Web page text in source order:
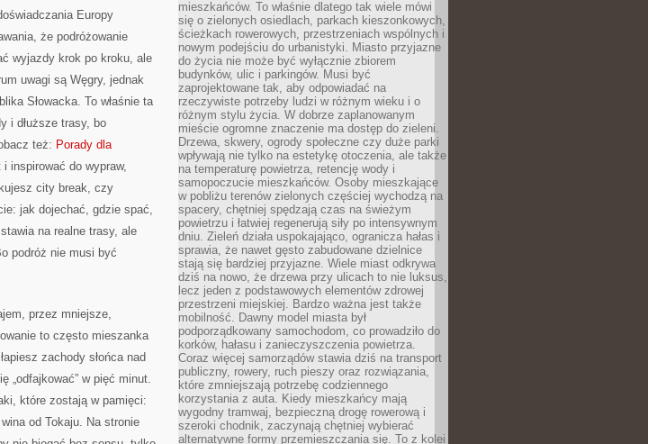
Europy
że podróżowanie
wyjazdy krok po kroku, ale
uwagi są Węgry, jednak
Słowacka. To właśnie ta
i dłuższe trasy, bo
też: Porady dla
inspirować do wypraw,
city break, czy
jak dojechać, gdzie spać,
na realne trasy, ale
podróż nie musi być
przez mniejsze,
to często mieszanka
zachody słońca nad
„odfajkować” w pięć minut.
które zostają w pamięci:
od Tokaju. Na stronie
mieszkańców. To właśnie dlatego tak wiele mówi
się o zielonych osiedlach, parkach kieszonkowych,
ścieżkach rowerowych, przestrzeniach wspólnych i
nowym podejściu do urbanistyki. Miasto przyjazne
do życia nie może być wyłącznie zbiorem
budynków, ulic i parkingów. Musi być
zaprojektowane tak, aby odpowiadać na
rzeczywiste potrzeby ludzi w różnym wieku i o
różnym stylu życia. W dobrze zaplanowanym
mieście ogromne znaczenie ma dostęp do zieleni.
Drzewa, skwery, ogrody społeczne czy duże parki
wpływają nie tylko na estetykę otoczenia, ale także
na temperaturę powietrza, retencję wody i
samopoczucie mieszkańców. Osoby mieszkające
w pobliżu terenów zielonych częściej wychodzą na
spacery, chętniej spędzają czas na świeżym
powietrzu i łatwiej regenerują siły po intensywnym
dniu. Zieleń działa uspokajająco, ogranicza hałas i
sprawia, że nawet gęsto zabudowane dzielnice
stają się bardziej przyjazne. Wiele miast odkrywa
dziś na nowo, że drzewa przy ulicach to nie luksus,
lecz jeden z podstawowych elementów zdrowej
przestrzeni miejskiej. Bardzo ważna jest także
mobilność. Dawny model miasta był
podporządkowany samochodom, co prowadziło do
korków, hałasu i zanieczyszczenia powietrza.
Coraz więcej samorządów stawia dziś na transport
publiczny, rowery, ruch pieszy oraz rozwiązania,
które zmniejszają potrzebę codziennego
korzystania z auta. Kiedy mieszkańcy mają
wygodny tramwaj, bezpieczną drogę rowerową i
szeroki chodnik, zaczynają chętniej wybierać
alternatywne formy przemieszczania się. To z kolei